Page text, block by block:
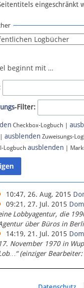
eingeschränkt
beginnt mit …
-Filter:
Checkbox-Logbuch |
ausblenden Zuweisungs-
Logbuch ausblenden |
10:47, 26. Aug. 2015
09:21, 27. Jul. 2015
Lobbyagentur, die
über Büros in
14:19, 21. Jul. 2015
17. November 1970 in
(einziger Bearbeiter: